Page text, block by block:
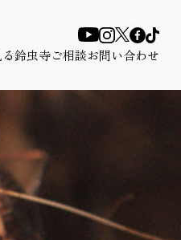
鈴虫寺ご相談お問い合わせ